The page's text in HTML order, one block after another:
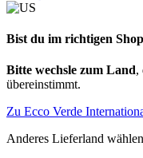
Bist du im richtigen
Bitte wechsle zum Land,
übereinstimmt.
Zu Ecco Verde
Anderes Lieferland wählen